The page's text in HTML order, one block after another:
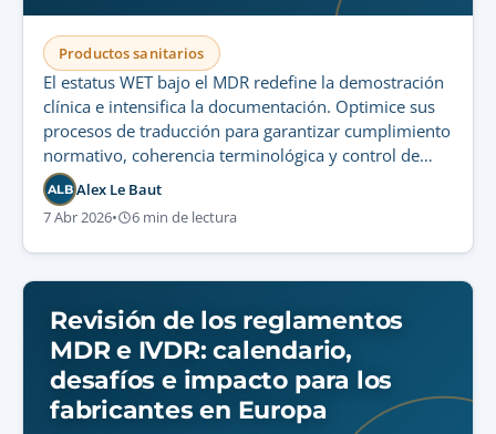
Productos sanitarios
El estatus WET bajo el MDR redefine la demostración
clínica e intensifica la documentación. Optimice sus
procesos de traducción para garantizar cumplimiento
normativo, coherencia terminológica y control de
costes.
ALB Alex Le Baut
7 Abr 2026• 6 min de lectura
Revisión de los reglamentos
MDR e IVDR: calendario,
desafíos e impacto para los
fabricantes en Europa